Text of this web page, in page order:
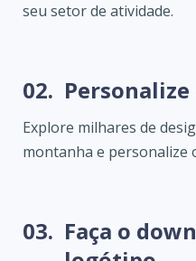
seu setor de atividade.
02.
Explore milhares de
montanha e personalize
03. Faça o